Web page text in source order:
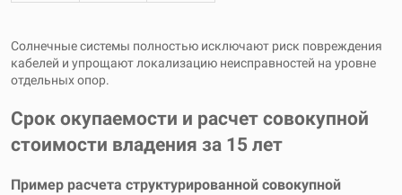
Солнечные системы полностью исключают риск повреждения
кабелей и упрощают локализацию неисправностей на уровне
отдельных опор.
Срок окупаемости и расчет совокупной
стоимости владения за 15 лет
Пример расчета структурированной совокупной